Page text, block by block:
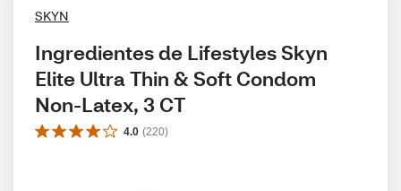
SKYN
Ingredientes de Lifestyles Skyn
Elite Ultra Thin & Soft Condom
Non-Latex, 3 CT
4.0 (220)